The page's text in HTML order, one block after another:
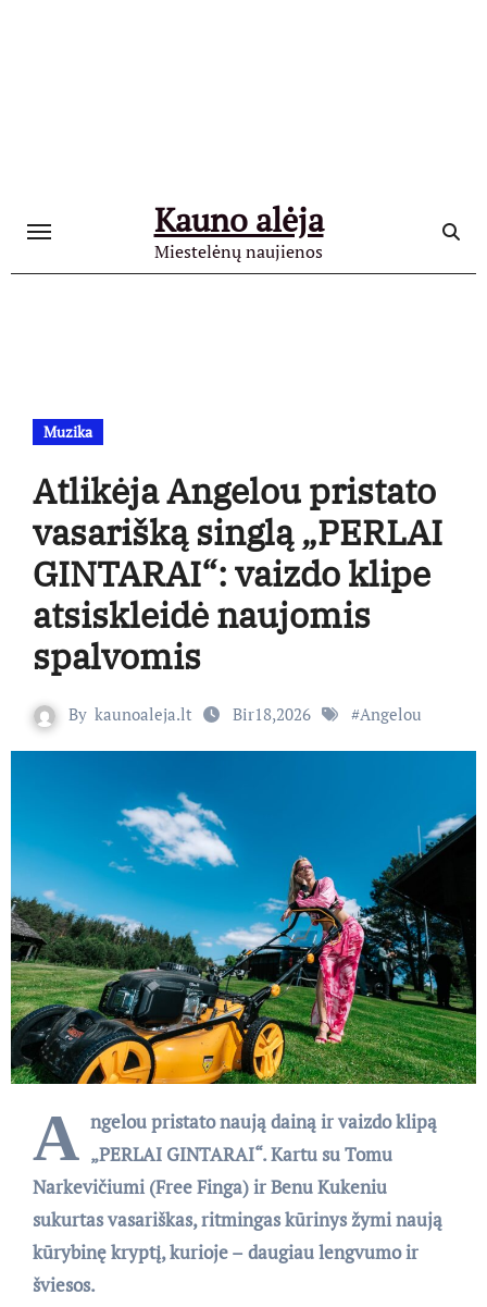
Kauno alėja
Miestelėnų naujienos
Muzika
Atlikėja Angelou pristato
vasarišką singlą „PERLAI
GINTARAI“: vaizdo klipe
atsiskleidė naujomis
spalvomis
By kaunoaleja.lt Bir18,2026 #Angelou
A ngelou pristato naują dainą ir vaizdo klipą
„PERLAI GINTARAI“. Kartu su Tomu
Narkevičiumi (Free Finga) ir Benu Kukeniu
sukurtas vasariškas, ritmingas kūrinys žymi naują
kūrybinę kryptį, kurioje – daugiau lengvumo ir
šviesos.